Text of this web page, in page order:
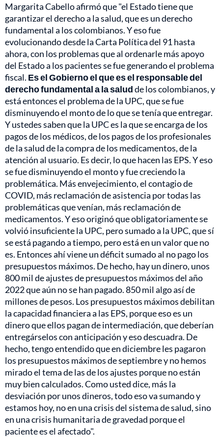
Margarita Cabello afirmó que "el Estado tiene que
garantizar el derecho a la salud, que es un derecho
fundamental a los colombianos. Y eso fue
evolucionando desde la Carta Política del 91 hasta
ahora, con los problemas que al ordenarle más apoyo
del Estado a los pacientes se fue generando el problema
fiscal. Es el Gobierno el que es el responsable del
derecho fundamental a la saludde los colombianos, y
está entonces el problema de la UPC, que se fue
disminuyendo el monto de lo que se tenía que entregar.
Y ustedes saben que la UPC es la que se encarga de los
pagos de los médicos, de los pagos de los profesionales
de la salud de la compra de los medicamentos, de la
atención al usuario. Es decir, lo que hacen las EPS. Y eso
se fue disminuyendo el monto y fue creciendo la
problemática. Más envejecimiento, el contagio de
COVID, más reclamación de asistencia por todas las
problemáticas que venían, más reclamación de
medicamentos. Y eso originó que obligatoriamente se
volvió insuficiente la UPC, pero sumado a la UPC, que sí
se está pagando a tiempo, pero está en un valor que no
es. Entonces ahí viene un déficit sumado al no pago los
presupuestos máximos. De hecho, hay un dinero, unos
800 mil de ajustes de presupuestos máximos del año
2022 que aún no se han pagado. 850 mil algo así de
millones de pesos. Los presupuestos máximos debilitan
la capacidad financiera a las EPS, porque eso es un
dinero que ellos pagan de intermediación, que deberían
entregárselos con anticipación y eso descuadra. De
hecho, tengo entendido que en diciembre les pagaron
los presupuestos máximos de septiembre y no hemos
mirado el tema de las de los ajustes porque no están
muy bien calculados. Como usted dice, más la
desviación por unos dineros, todo eso va sumando y
estamos hoy, no en una crisis del sistema de salud, sino
en una crisis humanitaria de gravedad porque el
paciente es el afectado".